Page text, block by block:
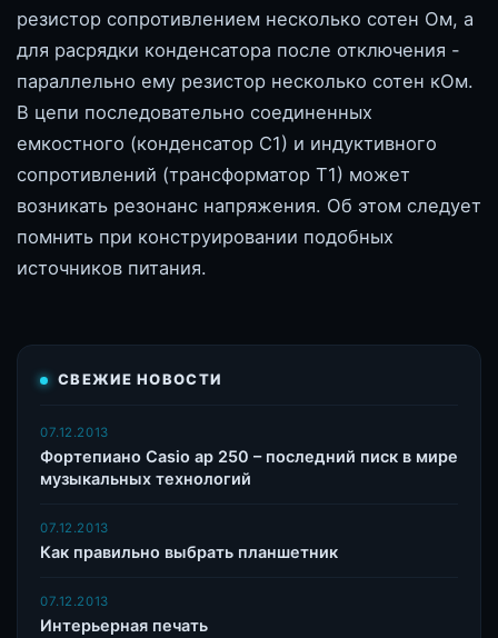
резистор сопротивлением несколько сотен Ом, а
для расрядки конденсатора после отключения -
параллельно ему резистор несколько сотен кОм.
В цепи последовательно соединенных
емкостного (конденсатор С1) и индуктивного
сопротивлений (трансформатор Т1) может
возникать резонанс напряжения. Об этом следует
помнить при конструировании подобных
источников питания.
СВЕЖИЕ НОВОСТИ
07.12.2013
Фортепиано Casio ap 250 – последний писк в мире
музыкальных технологий
07.12.2013
Как правильно выбрать планшетник
07.12.2013
Интерьерная печать